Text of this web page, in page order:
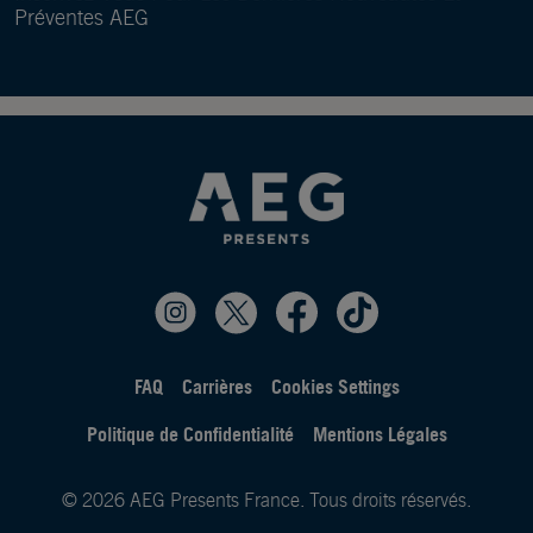
Préventes AEG
FAQ Carrières
Cookies Settings
Politique de Confidentialité
Mentions Légales
© 2026 AEG Presents France. Tous droits réservés.